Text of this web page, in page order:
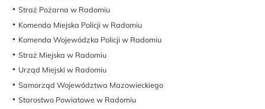
Straż Pożarna w Radomiu
Komenda Miejska Policji w Radomiu
Komenda Wojewódzka Policji w Radomiu
Straż Miejska w Radomiu
Urząd Miejski w Radomiu
Samorząd Województwa Mazowieckiego
Starostwo Powiatowe w Radomiu